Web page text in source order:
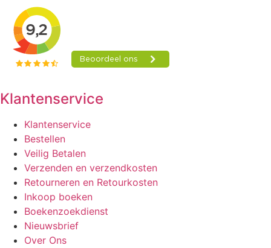
Klantenservice
Klantenservice
Bestellen
Veilig Betalen
Verzenden en verzendkosten
Retourneren en Retourkosten
Inkoop boeken
Boekenzoekdienst
Nieuwsbrief
Over Ons